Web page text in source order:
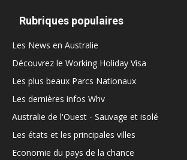
Rubriques populaires
Les News en Australie
Découvrez le Working Holiday Visa
Les plus beaux Parcs Nationaux
Les dernières infos Whv
Australie de l'Ouest - Sauvage et isolé
Les états et les principales villes
Economie du pays de la chance